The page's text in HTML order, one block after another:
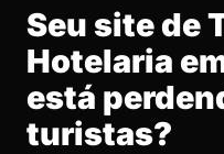
Seu site de
Hotelaria
está
turistas?